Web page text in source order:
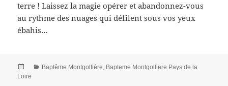
terre ! Laissez la magie opérer et abandonnez-vous
au rythme des nuages qui défilent sous vos yeux
ébahis…
Posted
on
Categories
Baptême Montgolfière, Bapteme Montgolfiere Pays de la
Loire